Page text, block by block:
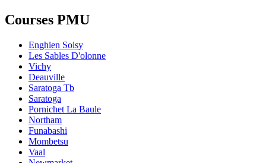
Courses PMU
Enghien Soisy
Les Sables D'olonne
Vichy
Deauville
Saratoga Tb
Saratoga
Pornichet La Baule
Northam
Funabashi
Mombetsu
Vaal